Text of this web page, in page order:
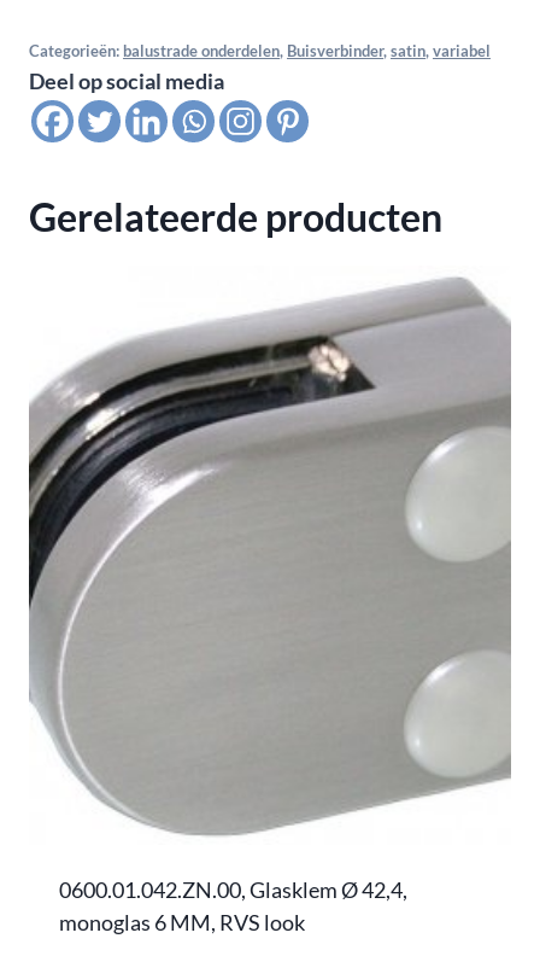
voor
buis
42,4x2,6
K320
Categorieën: balustrade onderdelen, Buisverbinder, satin, variabel
Deel op social media
Gerelateerde producten
0600.01.042.ZN.00, Glasklem Ø 42,4,
monoglas 6 MM, RVS look